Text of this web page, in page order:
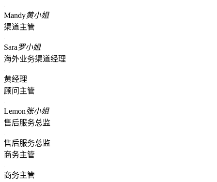
Mandy黄小姐
渠道主管
Sara罗小姐
海外业务渠道经理
黄经理
顾问主管
Lemon张小姐
售后服务总监
售后服务总监
商务主管
商务主管